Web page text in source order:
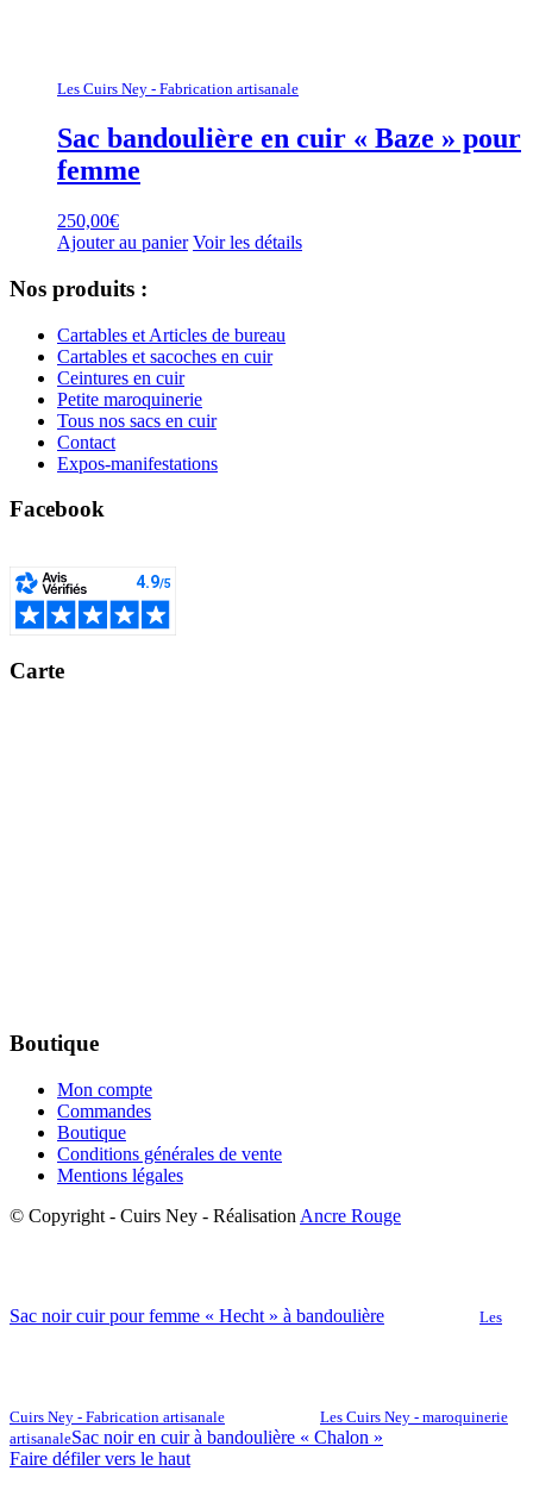
Les Cuirs Ney - Fabrication artisanale
Sac bandoulière en cuir « Baze » pour
femme
250,00€
Ajouter au panier Voir les détails
Nos produits :
Cartables et Articles de bureau
Cartables et sacoches en cuir
Ceintures en cuir
Petite maroquinerie
Tous nos sacs en cuir
Contact
Expos-manifestations
Facebook
Carte
Boutique
Mon compte
Commandes
Boutique
Conditions générales de vente
Mentions légales
© Copyright - Cuirs Ney - Réalisation Ancre Rouge
Sac noir cuir pour femme « Hecht » à bandoulière Les
Cuirs Ney - Fabrication artisanale
Les Cuirs Ney - maroquinerie
artisanaleSac noir en cuir à bandoulière « Chalon »
Faire défiler vers le haut